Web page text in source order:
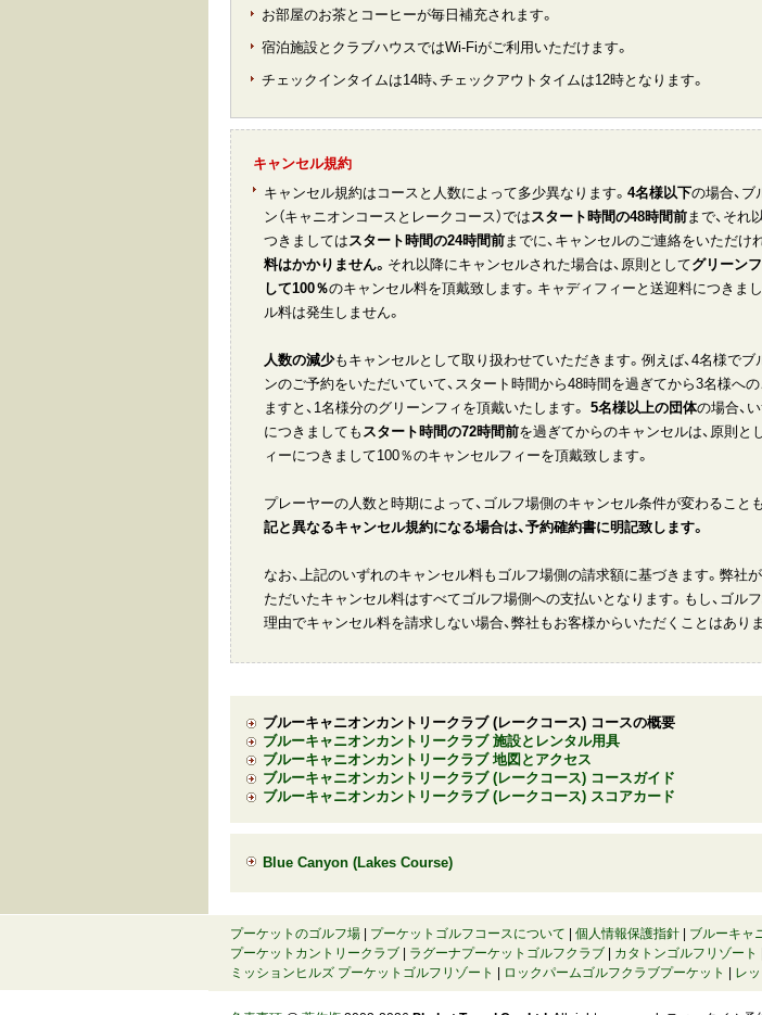
お部屋のお茶とコーヒーが毎日補充されます。
宿泊施設とクラブハウスではWi-Fiがご利用いただけます。
チェックインタイムは14時、チェックアウトタイムは12時となります。
キャンセル規約
キャンセル規約はコースと人数によって多少異なります。 4名様以下の場合、
ン（キャニオンコースとレークコース）ではスタート時間の48時間前まで、それ
つきましてはスタート時間の24時間前までに、キャンセルのご連絡をいただけ
料はかかりません。 それ以降にキャンセルされた場合は、原則としてグリーン
して100％のキャンセル料を頂戴致します。キャディフィーと送迎料につきま
ル料は発生しません。
人数の減少もキャンセルとして取り扱わせていただきます。例えば、4名様でブ
ンのご予約をいただいていて、スタート時間から48時間を過ぎてから3名様へ
ますと、1名様分のグリーンフィを頂戴いたします。 5名様以上の団体の場合、
につきましても スタート時間の72時間前を過ぎてからのキャンセルは、原則と
ィーにつきまして100％のキャンセルフィーを頂戴致します。
プレーヤーの人数と時期によって、ゴルフ場側のキャンセル条件が変わること
記と異なるキャンセル規約になる場合は、予約確約書に明記致します。
なお、上記のいずれのキャンセル料もゴルフ場側の請求額に基づきます。弊社
ただいたキャンセル料はすべてゴルフ場側への支払いとなります。もし、ゴル
理由でキャンセル料を請求しない場合、弊社もお客様からいただくことはありま
ブルーキャニオンカントリークラブ (レークコース) コースの概要
ブルーキャニオンカントリークラブ 施設とレンタル用具
ブルーキャニオンカントリークラブ 地図とアクセス
ブルーキャニオンカントリークラブ (レークコース) コースガイド
ブルーキャニオンカントリークラブ (レークコース) スコアカード
Blue Canyon (Lakes Course)
プーケットのゴルフ場 プーケットゴルフコースについて 個人情報保護指針 ブルーキャ
プーケットカントリークラブ
ラグーナプーケットゴルフクラブ カタトンゴルフリゾート
ミッションヒルズ プーケットゴルフリゾート
ロックパームゴルフクラブプーケット レ